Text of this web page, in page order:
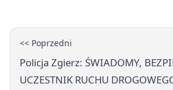
<< Poprzedni
Policja Zgierz: ŚWIADOMY,
UCZESTNIK RUCHU